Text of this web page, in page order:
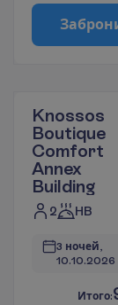
Заброн
Knossos
Boutique
Comfort
Annex
Building
2 HB
3 ночей,
10.10.2026
Итого: